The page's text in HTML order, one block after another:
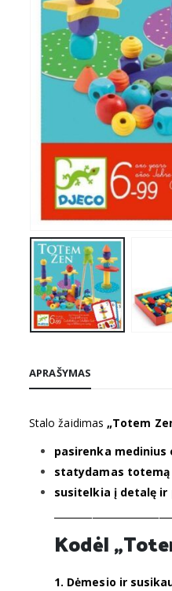
APRAŠYMAS
Stalo žaidimas„Totem
pasirenka medinius
statydamas totemą
susitelkia į detalę ir
Kodėl
1. Dėmesio ir